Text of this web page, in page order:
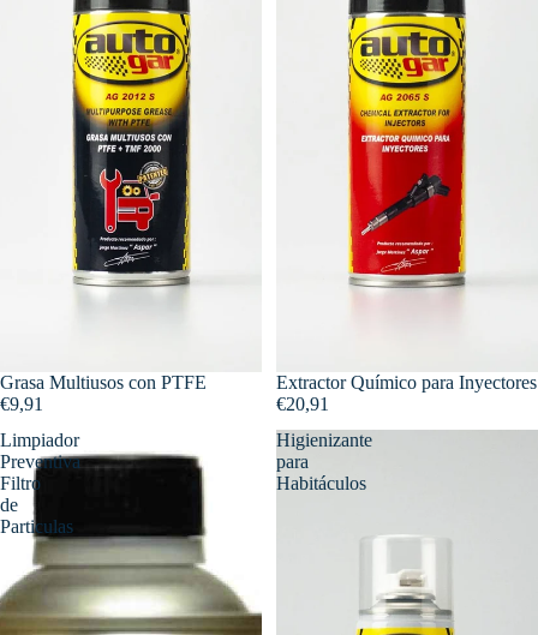
Grasa Multiusos con PTFE
€9,91
Extractor Químico para Inyectores
€20,91
Limpiador
Preventiva
Filtro
de
Particulas
Higienizante
para
Habitáculos